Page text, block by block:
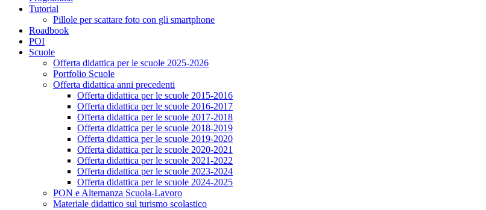
Tutorial
Pillole per scattare foto con gli smartphone
Roadbook
POI
Scuole
Offerta didattica per le scuole 2025-2026
Portfolio Scuole
Offerta didattica anni precedenti
Offerta didattica per le scuole 2015-2016
Offerta didattica per le scuole 2016-2017
Offerta didattica per le scuole 2017-2018
Offerta didattica per le scuole 2018-2019
Offerta didattica per le scuole 2019-2020
Offerta didattica per le scuole 2020-2021
Offerta didattica per le scuole 2021-2022
Offerta didattica per le scuole 2023-2024
Offerta didattica per le scuole 2024-2025
PON e Alternanza Scuola-Lavoro
Materiale didattico sul turismo scolastico